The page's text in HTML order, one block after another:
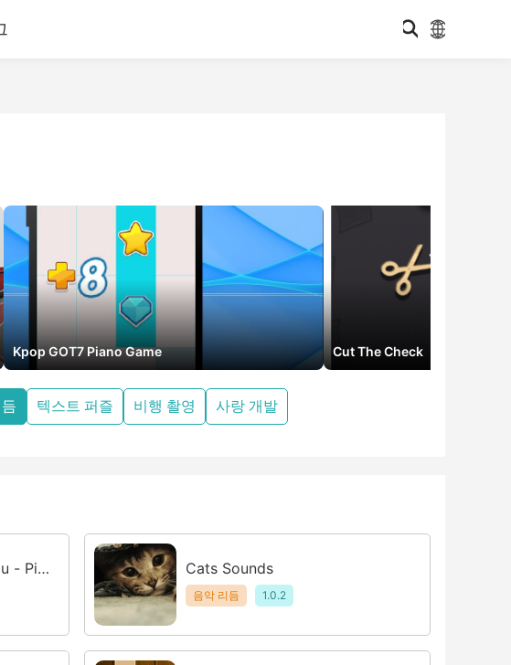
Kpop GOT7 Piano Game Cut The Check
텍스트 퍼즐 비행 촬영 사랑 개발
- Pia
Cats Sounds
음악 리듬 1.0.2